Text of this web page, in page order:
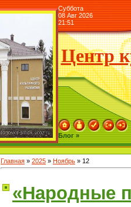
Суббота
08 Авг 2026
21:51
Центр
Блог »
Главная » 2025 » Ноябрь » 12
«Народные